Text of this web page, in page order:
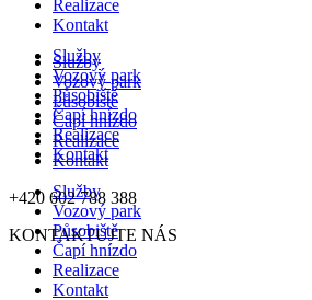
obsahuSlužby
Vozový park
Působiště
Čapí hnízdo
Realizace
Kontakt
Služby
Vozový park
Působiště
Čapí hnízdo
Realizace
Kontakt
Realizace
Kontakt
Služby
Vozový park
Působiště
Čapí hnízdo
Realizace
Kontakt
+420 602 788 388
KONTAKTUJTE NÁS